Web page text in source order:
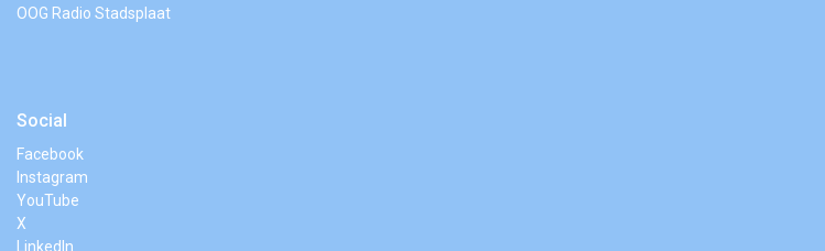
OOG Radio Stadsplaat
Social
Facebook
Instagram
YouTube
X
LinkedIn